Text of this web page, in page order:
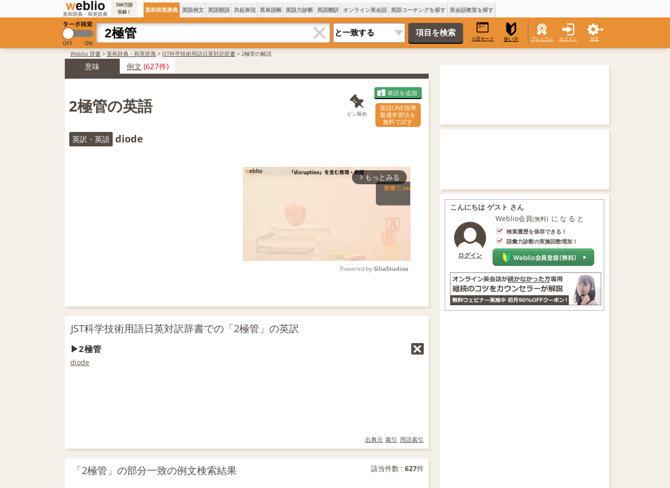
英和辞典・和英辞典
506万語
収録！
英和和英辞典 英語例文 英語類語 共起表現 英単語帳 英語力診断 英語翻訳 オンライン英会話 英語コーチングを探す 英会話教室を探す
小窓モード 使い方 プレミアム ログイン 設定
Weblio 辞書 > 英和辞典・和英辞典 > JST科学技術用語日英対訳辞書 > 2極管の解説
意味 例文 (627件)
2極管の英語 ピン留め
単語を追加
英語LINE指導
最適学習法を
無料で試す
英訳・英語 diode
arrow_forward_ios もっとみる
Powered by GliaStudios
JST科学技術用語日英対訳辞書での「2極管」の英訳
2極管
diode
出典元 索引 用語索引
「2極管」の部分一致の例文検索結果 該当件数 : 627件
こんにちは ゲスト さん
ログイン
Weblio会員(無料) になると
検索履歴を保存できる！
語彙力診断の実施回数増加！